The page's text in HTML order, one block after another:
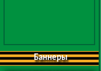
Баннеры